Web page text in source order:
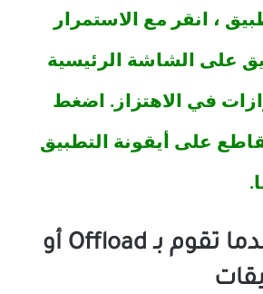
، انقر مع الاستمرار
على الشاشة الرئيسية
في الاهتزاز. اضغط
على أيقونة التطبيق
ماذا يحدث عندما تقوم بـ Offload أو